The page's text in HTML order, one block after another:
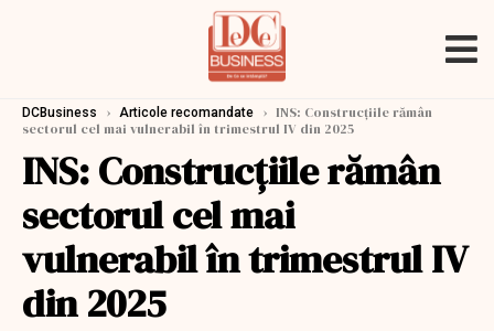
DCBusiness › Articole recomandate › INS: Construcțiile rămân
sectorul cel mai vulnerabil în trimestrul IV din 2025
INS: Construcțiile rămân
sectorul cel mai
vulnerabil în trimestrul IV
din 2025